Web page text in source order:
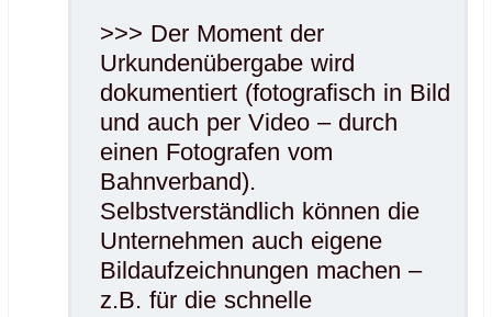
>>> Der Moment der
Urkundenübergabe wird
dokumentiert (fotografisch in Bild
und auch per Video – durch
einen Fotografen vom
Bahnverband).
Selbstverständlich können die
Unternehmen auch eigene
Bildaufzeichnungen machen –
z.B. für die schnelle